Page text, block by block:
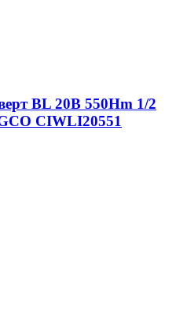
BL 20В 550Hm 1/2
CIWLI20551